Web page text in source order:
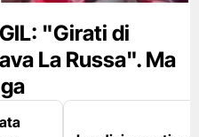
"Girati di
La Russa". Ma